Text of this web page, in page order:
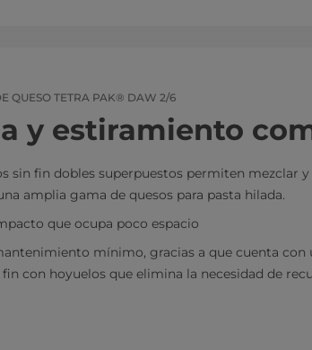
QUESO TETRA PAK® DAW 2/6
y estiramiento
sin fin dobles superpuestos permiten mezclar
amplia gama de quesos para pasta hilada.
que ocupa poco espacio
mínimo, gracias a que cuenta con
con hoyuelos que elimina la necesidad de